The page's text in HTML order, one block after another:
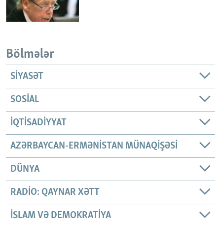
Bölmələr
SIYASƏT
SOSIAL
İQTISADIYYAT
AZƏRBAYCAN-ERMƏNISTAN MÜNAQIŞƏSI
DÜNYA
RADIO: QAYNAR XƏTT
İSLAM VƏ DEMOKRATIYA